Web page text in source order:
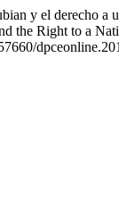
y el derecho a
the Right to a